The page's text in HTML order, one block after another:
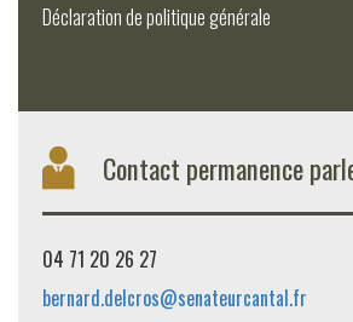
Déclaration de politique générale
Contact permanence
04 71 20 26 27
bernard.delcros@senateurcantal.fr